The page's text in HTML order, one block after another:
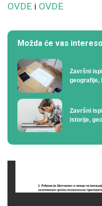
OVDE i OVDE
Možda će vas
Završni
geografije,
Završni
istorije,